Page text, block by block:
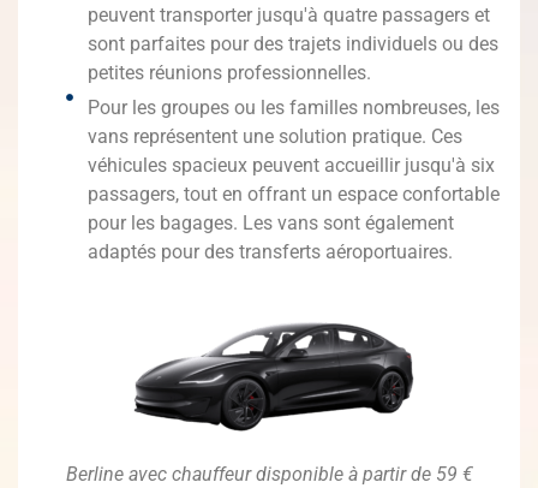
peuvent transporter jusqu'à quatre passagers et
sont parfaites pour des trajets individuels ou des
petites réunions professionnelles.
Pour les groupes ou les familles nombreuses, les
vans représentent une solution pratique. Ces
véhicules spacieux peuvent accueillir jusqu'à six
passagers, tout en offrant un espace confortable
pour les bagages. Les vans sont également
adaptés pour des transferts aéroportuaires.
Berline avec chauffeur disponible à partir de 59 €